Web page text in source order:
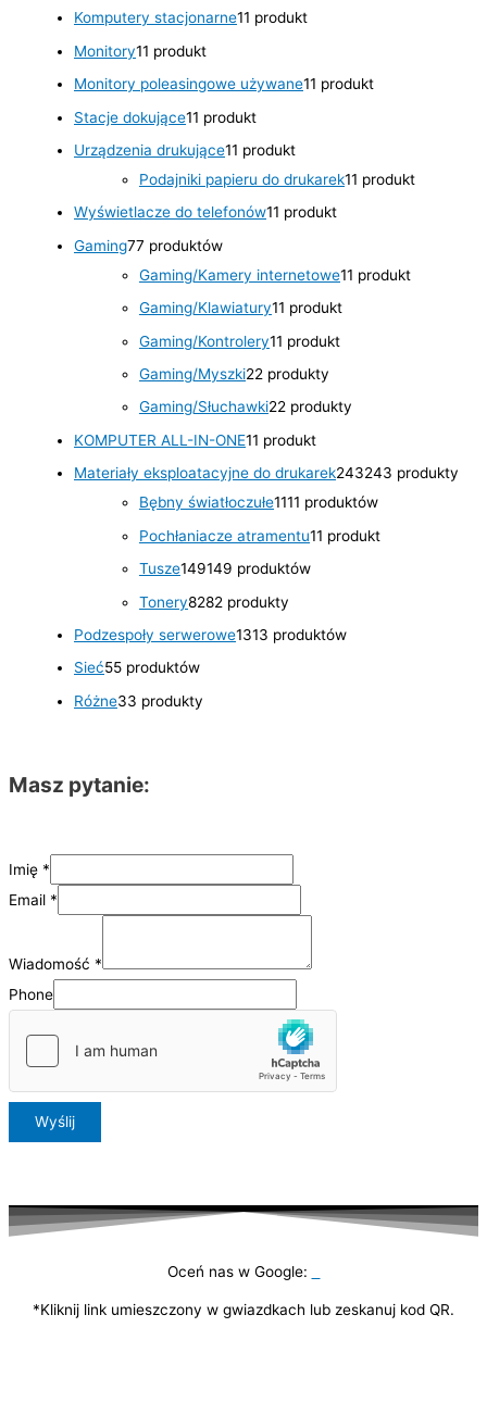
Komputery stacjonarne11 produkt
Monitory11 produkt
Monitory poleasingowe używane11 produkt
Stacje dokujące11 produkt
Urządzenia drukujące11 produkt
Podajniki papieru do drukarek11 produkt
Wyświetlacze do telefonów11 produkt
Gaming77 produktów
Gaming/Kamery internetowe11 produkt
Gaming/Klawiatury11 produkt
Gaming/Kontrolery11 produkt
Gaming/Myszki22 produkty
Gaming/Słuchawki22 produkty
KOMPUTER ALL-IN-ONE11 produkt
Materiały eksploatacyjne do drukarek243243 produkty
Bębny światłoczułe1111 produktów
Pochłaniacze atramentu11 produkt
Tusze149149 produktów
Tonery8282 produkty
Podzespoły serwerowe1313 produktów
Sieć55 produktów
Różne33 produkty
Masz pytanie:
Imię *
Email *
Wiadomość *
Phone
Wyślij
Oceń nas w Google:
*Kliknij link umieszczony w gwiazdkach lub zeskanuj kod QR.